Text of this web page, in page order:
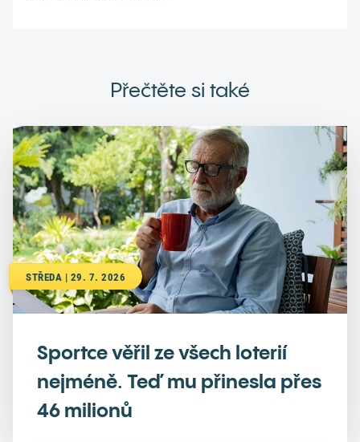
Přečtěte si také
STŘEDA | 29. 7. 2026
Sportce věřil ze všech loterií
nejméně. Teď mu přinesla přes
46 milionů